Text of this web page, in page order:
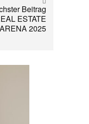
Beitrag
ESTATE
ARENA 2025